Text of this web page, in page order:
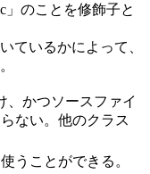
」のことを修飾子と
ているかによって、
、かつソースファイ
ない。他のクラス
うことができる。